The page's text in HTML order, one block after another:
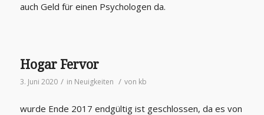
auch Geld für einen Psychologen da.
Hogar Fervor
3. Juni 2020 / in Neuigkeiten / von kb
wurde Ende 2017 endgültig ist geschlossen, da es von